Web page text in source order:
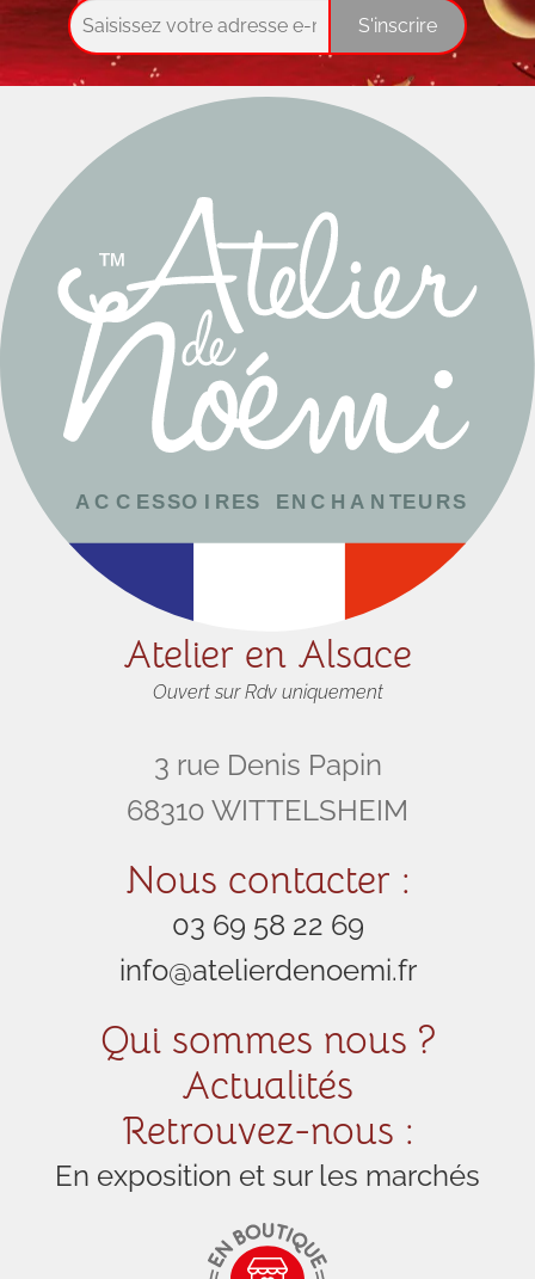
S'inscrire
Atelier en Alsace
Ouvert sur Rdv uniquement
3 rue Denis Papin
68310 WITTELSHEIM
Nous contacter :
03 69 58 22 69
info@atelierdenoemi.fr
Qui sommes nous ?
Actualités
Retrouvez-nous :
En exposition et sur les marchés